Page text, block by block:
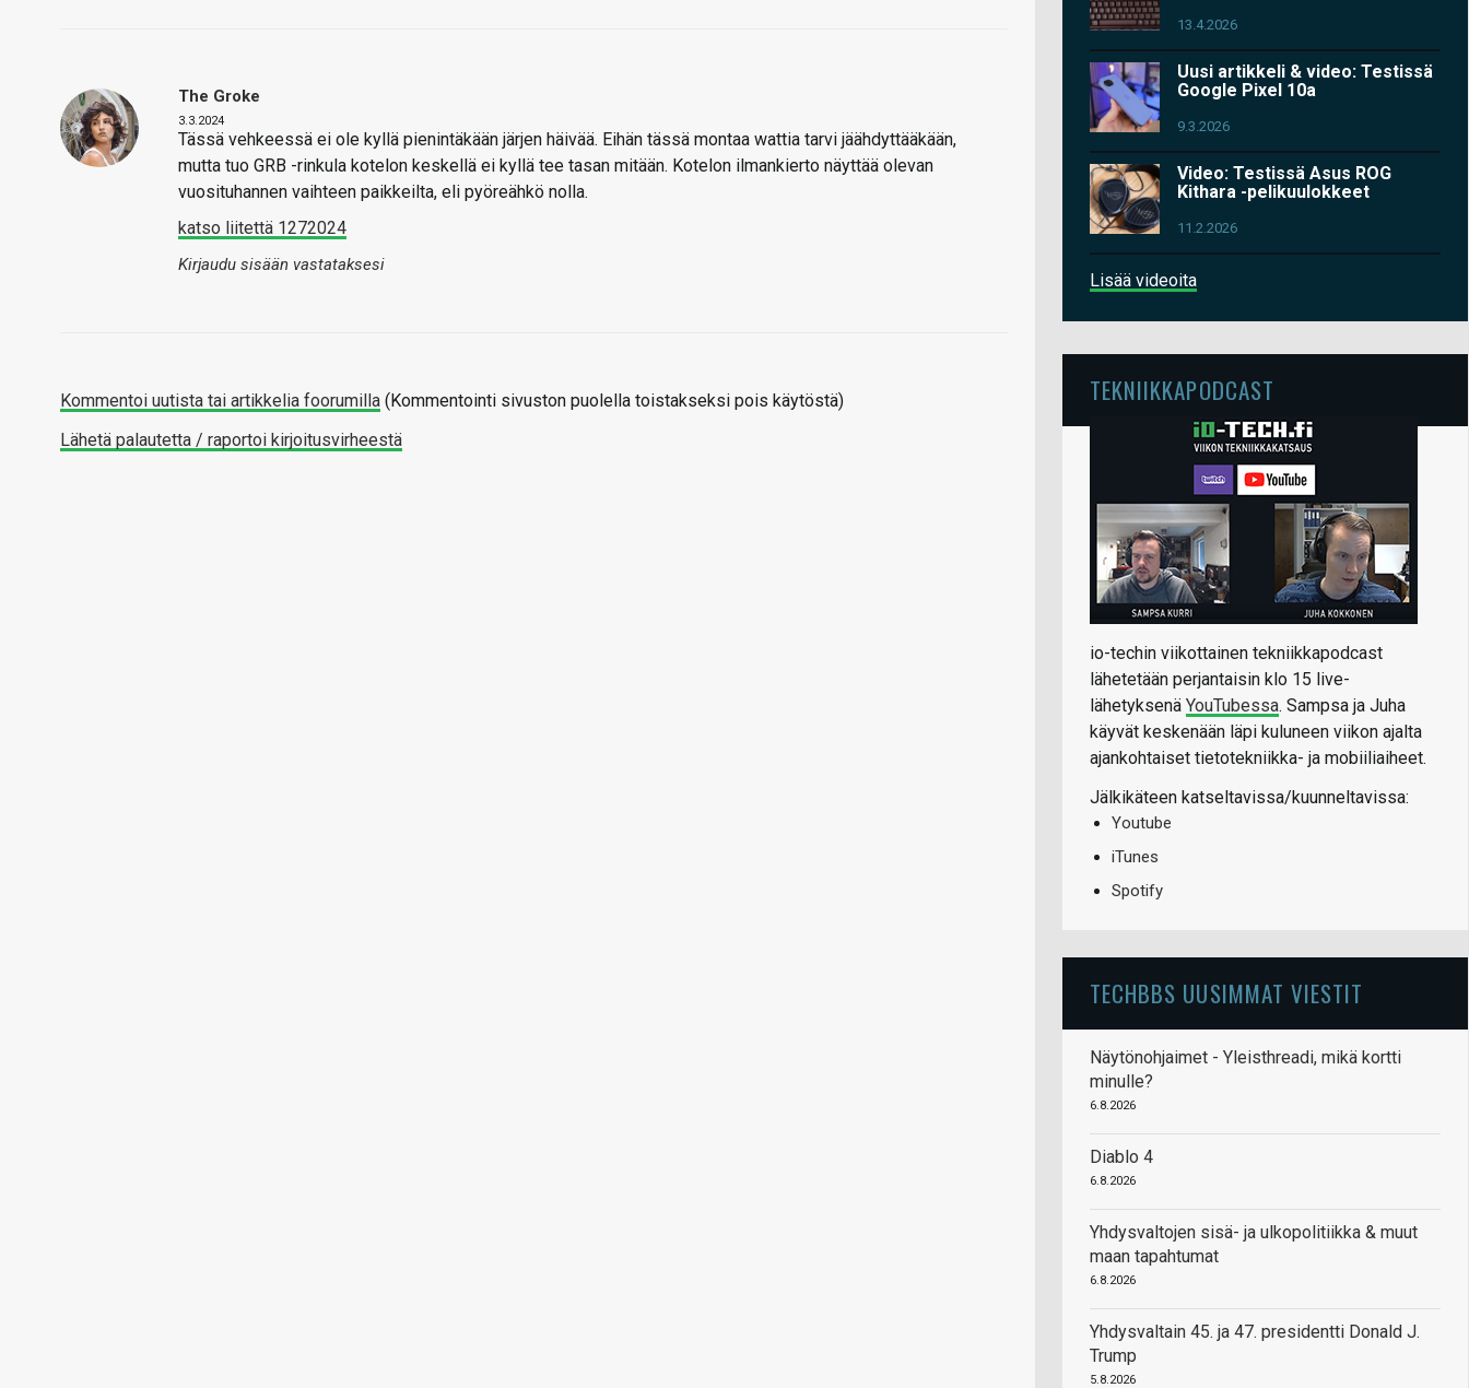
The Groke
3.3.2024
Tässä vehkeessä ei ole kyllä pienintäkään järjen häivää. Eihän tässä montaa wattia tarvi jäähdyttääkään,
mutta tuo GRB -rinkula kotelon keskellä ei kyllä tee tasan mitään. Kotelon ilmankierto näyttää olevan
vuosituhannen vaihteen paikkeilta, eli pyöreähkö nolla.
katso liitettä 1272024
Kirjaudu sisään vastataksesi
Kommentoi uutista tai artikkelia foorumilla (Kommentointi sivuston puolella toistakseksi pois käytöstä)
Lähetä palautetta / raportoi kirjoitusvirheestä
13.4.2026
Uusi artikkeli & video: Testissä
Google Pixel 10a
9.3.2026
Video: Testissä Asus ROG
Kithara -pelikuulokkeet
11.2.2026
Lisää videoita
TEKNIIKKAPODCAST
io-techin viikottainen tekniikkapodcast
lähetetään perjantaisin klo 15 live-
lähetyksenä YouTubessa. Sampsa ja Juha
käyvät keskenään läpi kuluneen viikon ajalta
ajankohtaiset tietotekniikka- ja mobiiliaiheet.
Jälkikäteen katseltavissa/kuunneltavissa:
Youtube
iTunes
Spotify
TECHBBS UUSIMMAT VIESTIT
Näytönohjaimet - Yleisthreadi, mikä kortti
minulle?
6.8.2026
Diablo 4
6.8.2026
Yhdysvaltojen sisä- ja ulkopolitiikka & muut
maan tapahtumat
6.8.2026
Yhdysvaltain 45. ja 47. presidentti Donald J.
Trump
5.8.2026